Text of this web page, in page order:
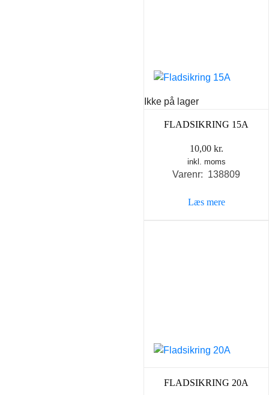
Ikke på lager
FLADSIKRING 15A
10,00 kr.
inkl. moms
Varenr: 138809
Læs mere
FLADSIKRING 20A